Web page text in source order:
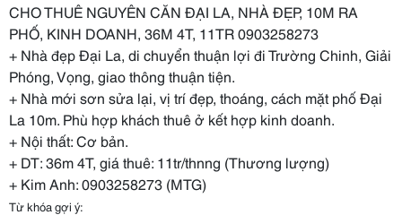
CHO THUÊ NGUYÊN CĂN ĐẠI LA, NHÀ ĐẸP, 10M RA
PHỐ, KINH DOANH, 36M 4T, 11TR 0903258273
+ Nhà đẹp Đại La, di chuyển thuận lợi đi Trường Chinh, Giải
Phóng, Vọng, giao thông thuận tiện.
+ Nhà mới sơn sửa lại, vị trí đẹp, thoáng, cách mặt phố Đại
La 10m. Phù hợp khách thuê ở kết hợp kinh doanh.
+ Nội thất: Cơ bản.
+ DT: 36m 4T, giá thuê: 11tr/thnng (Thương lượng)
+ Kim Anh: 0903258273 (MTG)
Từ khóa gợi ý: